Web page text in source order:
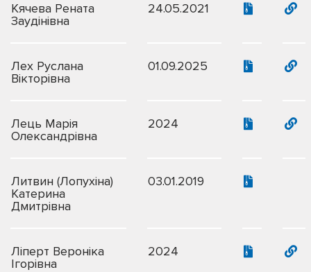
Кячева Рената
Заудінівна
24.05.2021
Лех Руслана
Вікторівна
01.09.2025
Лець Марія
Олександрівна
2024
Литвин (Лопухіна)
Катерина
Дмитрівна
03.01.2019
Ліперт Вероніка
Ігорівна
2024